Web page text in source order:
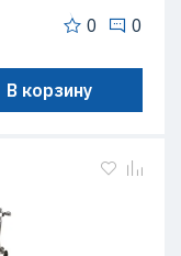
0 0
В корзину